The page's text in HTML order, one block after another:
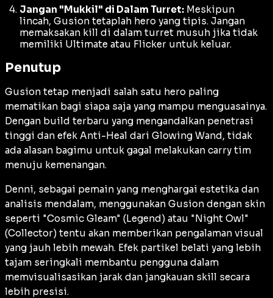
Jangan "Mukkil" di Dalam Turret: Meskipun
lincah, Gusion tetaplah hero yang tipis. Jangan
memaksakan kill di dalam turret musuh jika tidak
memiliki Ultimate atau Flicker untuk keluar.
Penutup
Gusion tetap menjadi salah satu hero paling
mematikan bagi siapa saja yang mampu menguasainya.
Dengan build terbaru yang mengandalkan penetrasi
tinggi dan efek Anti-Heal dari Glowing Wand, tidak
ada alasan bagimu untuk gagal melakukan carry tim
menuju kemenangan.
Denni, sebagai pemain yang menghargai estetika dan
analisis mendalam, menggunakan Gusion dengan skin
seperti "Cosmic Gleam" (Legend) atau "Night Owl"
(Collector) tentu akan memberikan pengalaman visual
yang jauh lebih mewah. Efek partikel belati yang lebih
tajam seringkali membantu pengguna dalam
memvisualisasikan jarak dan jangkauan skill secara
lebih presisi.